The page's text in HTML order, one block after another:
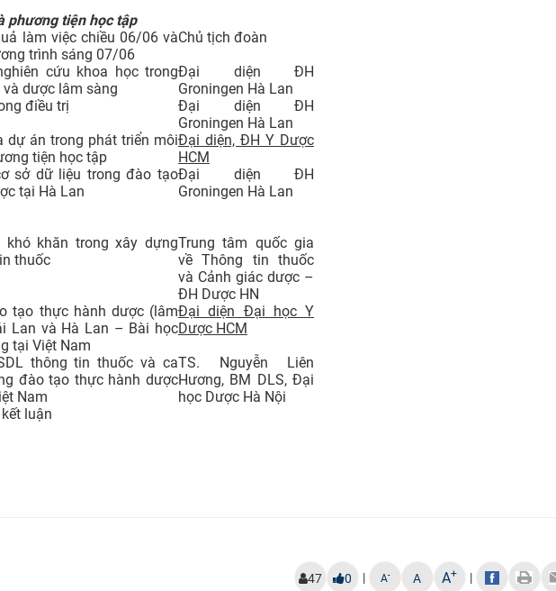
phương tiện học tập
làm việc chiều 06/06 và
trình sáng 07/06
Chủ tịch đoàn
cứu khoa học trong
dược lâm sàng
Đại diện ĐH
Groningen Hà Lan
điều trị
Đại diện ĐH
Groningen Hà Lan
dự án trong phát triển môi
tiện học tập
Đại diện, ĐH Y Dược
HCM
sở dữ liệu trong đào tạo
tại Hà Lan
Đại diện ĐH
Groningen Hà Lan
khăn trong xây dựng
thuốc
Trung tâm quốc gia
về Thông tin thuốc
và Cảnh giác dược –
ĐH Dược HN
tạo thực hành dược (lâm
Lan và Hà Lan – Bài học
tại Việt Nam
Đại diện Đại học Y
Dược HCM
thông tin thuốc và ca
đào tạo thực hành dược
Nam
TS. Nguyễn Liên
Hương, BM DLS, Đại
học Dược Hà Nội
luận
47 0 | A- A A+ |